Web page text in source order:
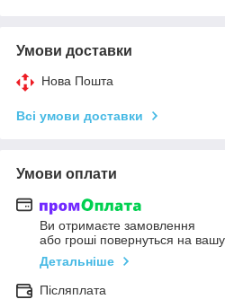
Умови доставки
Нова Пошта
Всі умови доставки
Умови оплати
Ви отримаєте замовлення
або гроші повернуться на вашу
Детальніше
Післяплата